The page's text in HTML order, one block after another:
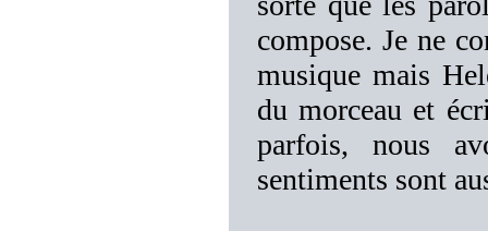
compose. Je ne
musique mais
du morceau et
parfois, nous
sentiments sont